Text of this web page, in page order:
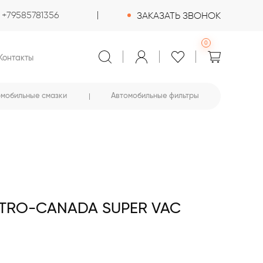
+79585781356 ЗАКАЗАТЬ ЗВОНОК
0
смазки Автомобильные фильтры
CANADA SUPER VAC